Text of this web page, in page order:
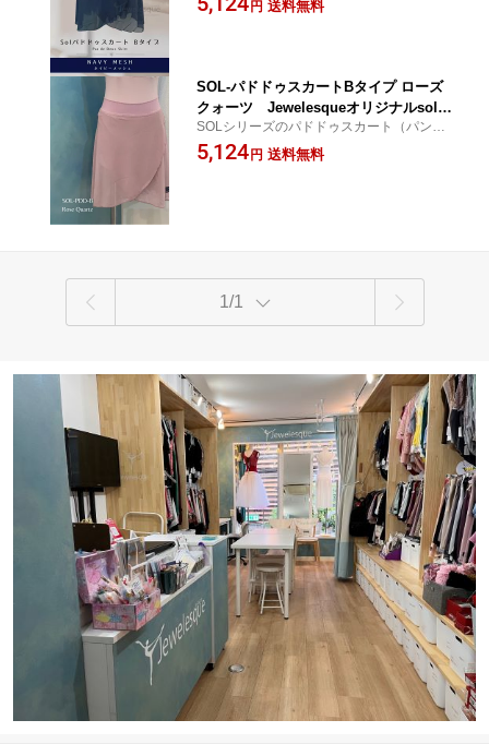
ディラインを美しく演出します。【バレエ
円 送料無料
SOL-パドドゥスカートBタイプ ローズ
クォーツ Jewelesqueオリジナルsol-p
dd-b-rosequartz
SOLシリーズのパドドゥスカート（パンツ
付きスカート）。やわらかいメッシュがボ
ディラインを美しく演出します。【バレエ
5,124 円 送料無料
1/1